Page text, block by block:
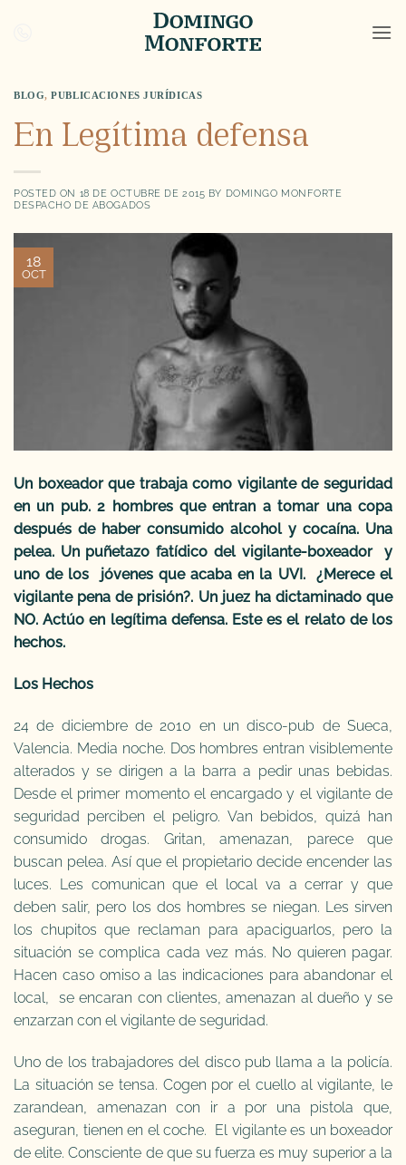
BLOG,PUBLICACIONES JURÍDICAS
En Legítima defensa
POSTED ON 18 DE OCTUBRE DE 2015 BY DOMINGO MONFORTE
DESPACHO DE ABOGADOS
18
OCT
Un boxeador que trabaja como vigilante de seguridad
en un pub. 2 hombres que entran a tomar una copa
después de haber consumido alcohol y cocaína. Una
pelea. Un puñetazo fatídico del vigilante-boxeador y
uno de los jóvenes que acaba en la UVI. ¿Merece el
vigilante pena de prisión?. Un juez ha dictaminado que
NO. Actúo en legítima defensa. Este es el relato de los
hechos.
Los Hechos
24 de diciembre de 2010 en un disco-pub de Sueca,
Valencia. Media noche. Dos hombres entran visiblemente
alterados y se dirigen a la barra a pedir unas bebidas.
Desde el primer momento el encargado y el vigilante de
seguridad perciben el peligro. Van bebidos, quizá han
consumido drogas. Gritan, amenazan, parece que
buscan pelea. Así que el propietario decide encender las
luces. Les comunican que el local va a cerrar y que
deben salir, pero los dos hombres se niegan. Les sirven
los chupitos que reclaman para apaciguarlos, pero la
situación se complica cada vez más. No quieren pagar.
Hacen caso omiso a las indicaciones para abandonar el
local, se encaran con clientes, amenazan al dueño y se
enzarzan con el vigilante de seguridad.
Uno de los trabajadores del disco pub llama a la policía.
La situación se tensa. Cogen por el cuello al vigilante, le
zarandean, amenazan con ir a por una pistola que,
aseguran, tienen en el coche. El vigilante es un boxeador
de elite. Consciente de que su fuerza es muy superior a la